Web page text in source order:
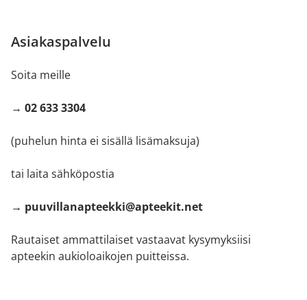
Asiakaspalvelu
Soita meille
→ 02 633 3304
(puhelun hinta ei sisällä lisämaksuja)
tai laita sähköpostia
→ puuvillanapteekki@apteekit.net
Rautaiset ammattilaiset vastaavat kysymyksiisi
apteekin aukioloaikojen puitteissa.